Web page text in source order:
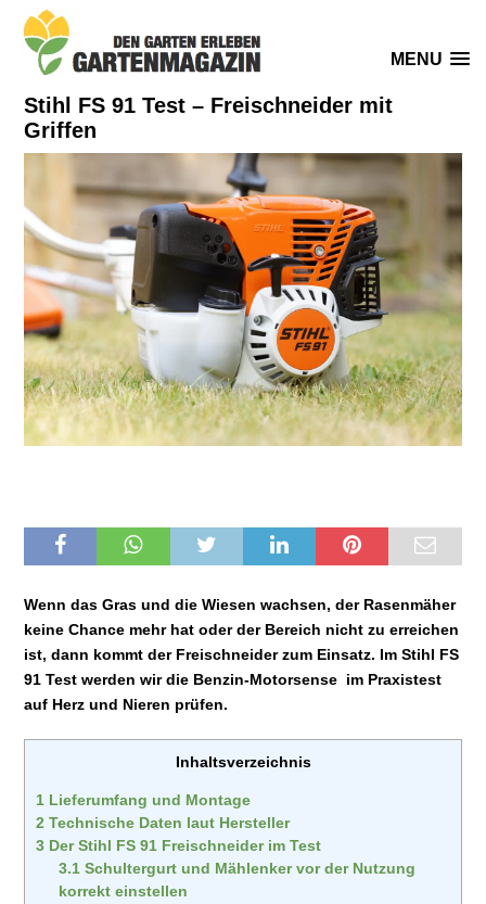
MENU
Stihl FS 91 Test – Freischneider mit
Griffen
Wenn das Gras und die Wiesen wachsen, der Rasenmäher
keine Chance mehr hat oder der Bereich nicht zu erreichen
ist, dann kommt der Freischneider zum Einsatz. Im Stihl FS
91 Test werden wir die Benzin-Motorsense im Praxistest
auf Herz und Nieren prüfen.
Inhaltsverzeichnis
1 Lieferumfang und Montage
2 Technische Daten laut Hersteller
3 Der Stihl FS 91 Freischneider im Test
3.1Schultergurt und Mählenker vor der Nutzung
korrekt einstellen